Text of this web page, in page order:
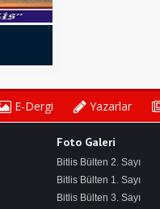
E-Dergi Yazarlar
Foto Galeri
Bitlis Bülten 2. Sayı
Bitlis Bülten 1. Sayı
Bitlis Bülten 3. Sayı